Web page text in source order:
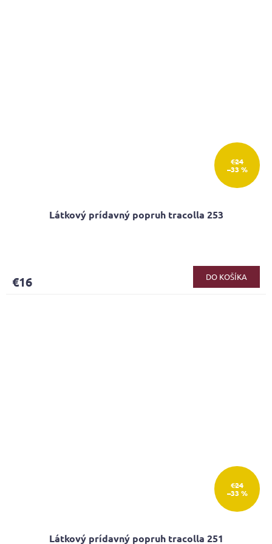
€24
–33 %
Látkový prídavný popruh tracolla 253
je
€16 DO KOŠÍKA
€24
–33 %
Látkový prídavný popruh tracolla 251